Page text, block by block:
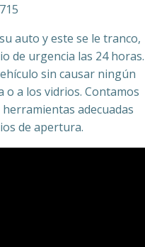
auto y este se le tranco,
de urgencia las 24 horas.
sin causar ningún
o a los vidrios. Contamos
adecuadas
de apertura.